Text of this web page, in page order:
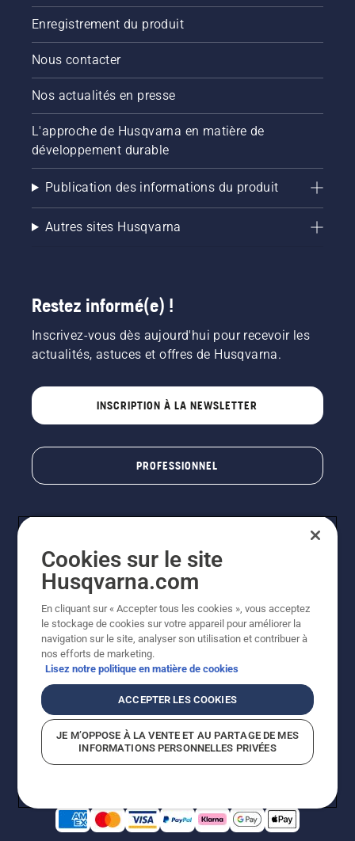
Enregistrement du produit
Nous contacter
Nos actualités en presse
L'approche de Husqvarna en matière de
développement durable
Publication des informations du produit
Autres sites Husqvarna
Restez informé(e) !
Inscrivez-vous dès aujourd'hui pour recevoir les
actualités, astuces et offres de Husqvarna.
INSCRIPTION À LA NEWSLETTER
PROFESSIONNEL
© Husqvarna AB (publ). Tous droits réservés. Les prix
indiqués sont des prix de vente conseillés. Photos non
contractuelles. Tous les prix indiqués sont des prix de
disponible pour un achat direct.
Mentions légalesPolitique relative aux cookies
Conditions d'utilisation Avis de confidentialité
Égalité hommes femmesSignalement de violations présumées
Cookies sur le site
Husqvarna.com
En cliquant sur « Accepter tous les cookies », vous acceptez
le stockage de cookies sur votre appareil pour améliorer la
navigation sur le site, analyser son utilisation et contribuer à
nos efforts de marketing.
Lisez notre politique en matière de cookies
ACCEPTER LES COOKIES
JE M’OPPOSE À LA VENTE ET AU PARTAGE DE MES
INFORMATIONS PERSONNELLES PRIVÉES